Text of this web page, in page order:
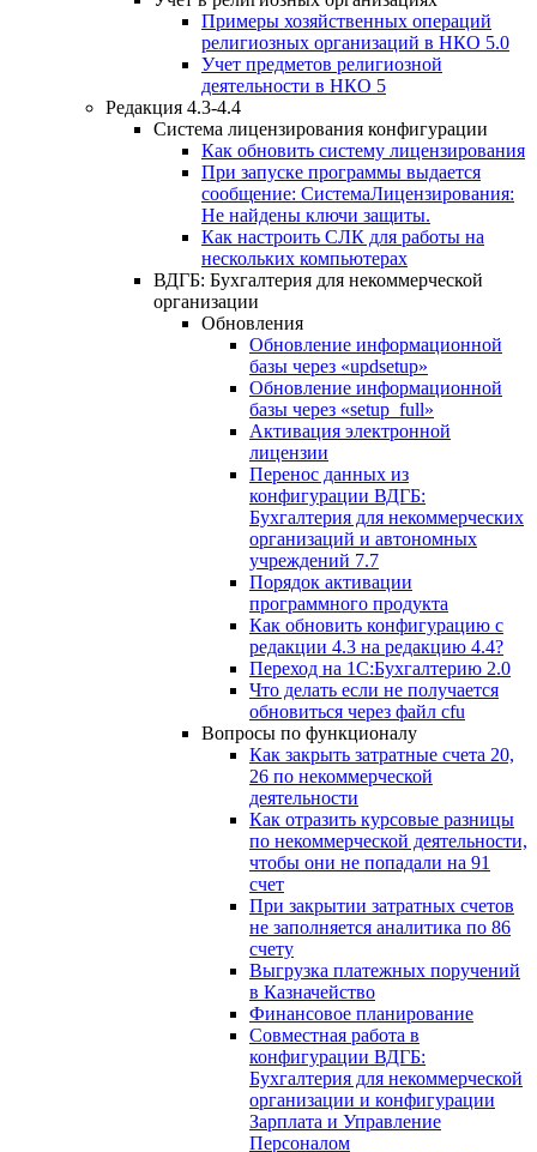
Примеры хозяйственных операций
религиозных организаций в НКО 5.0
Учет предметов религиозной
деятельности в НКО 5
Редакция 4.3-4.4
Система лицензирования конфигурации
Как обновить систему лицензирования
При запуске программы выдается
сообщение: СистемаЛицензирования:
Не найдены ключи защиты.
Как настроить СЛК для работы на
нескольких компьютерах
ВДГБ: Бухгалтерия для некоммерческой
организации
Обновления
Обновление информационной
базы через «updsetup»
Обновление информационной
базы через «setup_full»
Активация электронной
лицензии
Перенос данных из
конфигурации ВДГБ:
Бухгалтерия для некоммерческих
организаций и автономных
учреждений 7.7
Порядок активации
программного продукта
Как обновить конфигурацию с
редакции 4.3 на редакцию 4.4?
Переход на 1С:Бухгалтерию 2.0
Что делать если не получается
обновиться через файл cfu
Вопросы по функционалу
Как закрыть затратные счета 20,
26 по некоммерческой
деятельности
Как отразить курсовые разницы
по некоммерческой деятельности,
чтобы они не попадали на 91
счет
При закрытии затратных счетов
не заполняется аналитика по 86
счету
Выгрузка платежных поручений
в Казначейство
Финансовое планирование
Совместная работа в
конфигурации ВДГБ:
Бухгалтерия для некоммерческой
организации и конфигурации
Зарплата и Управление
Персоналом